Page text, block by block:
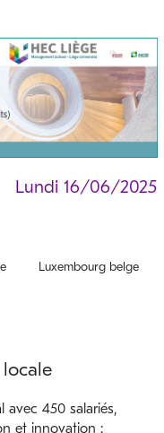
Lundi 16/06/2025
Luxembourg belge
avec 450 salariés,
et innovation :